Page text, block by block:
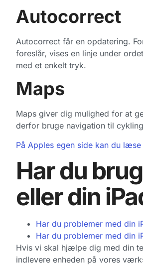
Autocorrect
Autocorrect får en opdatering.
foreslår, vises en linje under
med et enkelt tryk.
Maps
Maps giver dig mulighed for at
derfor bruge navigation til
På Apples egen side kan du
Har du
eller din
Har du problemer med din
Har du problemer med din
Hvis vi skal hjælpe dig med din
indlevere enheden på vores